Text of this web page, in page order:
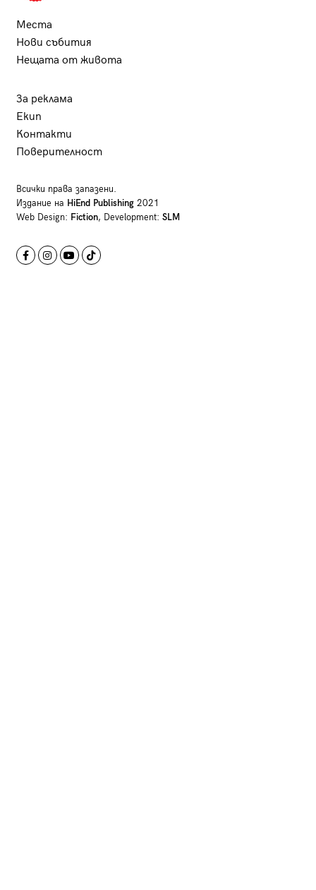
Места
Нови събития
Нещата от живота
За реклама
Екип
Контакти
Поверителност
Всички права запазени.
Издание на HiEnd Publishing2021
Web Design: Fiction, Development: SLM